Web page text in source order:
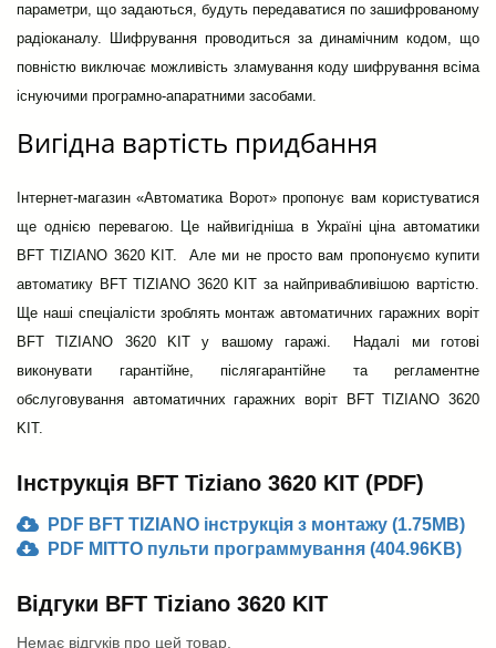
параметри, що задаються, будуть передаватися по зашифрованому
радіоканалу. Шифрування проводиться за динамічним кодом, що
повністю виключає можливість зламування коду шифрування всіма
існуючими програмно-апаратними засобами.
Вигідна вартість придбання
Інтернет-магазин «Автоматика Ворот» пропонує вам користуватися
ще однією перевагою. Це найвигідніша в Україні ціна автоматики
BFT TIZIANO 3620 KIT. Але ми не просто вам пропонуємо купити
автоматику BFT TIZIANO 3620 KIT за найпривабливішою вартістю.
Ще наші спеціалісти зроблять монтаж автоматичних гаражних воріт
BFT TIZIANO 3620 KIT у вашому гаражі.
Надалі ми готові
виконувати гарантійне, післягарантійне та регламентне
обслуговування автоматичних гаражних воріт BFT TIZIANO 3620
KIT.
Інструкція BFT Tiziano 3620 KIT (PDF)
PDF BFT TIZIANO інструкція з монтажу (1.75MB)
PDF MITTO пульти программування (404.96KB)
Відгуки BFT Tiziano 3620 KIT
Немає відгуків про цей товар.